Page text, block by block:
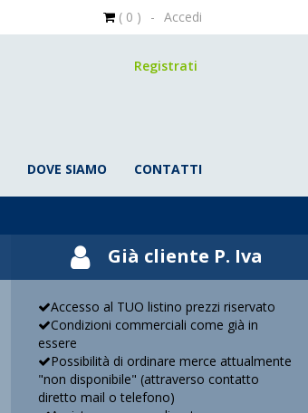
( 0 ) - Accedi
Registrati
DOVE SIAMO CONTATTI
Già cliente P. Iva
Accesso al TUO listino prezzi riservato
Condizioni commerciali come già in
essere
Possibilità di ordinare merce attualmente
"non disponibile" (attraverso contatto
diretto mail o telefono)